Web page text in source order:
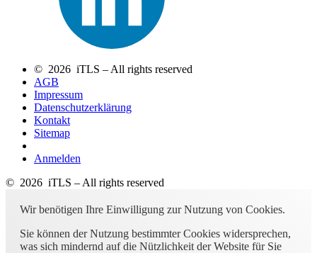
© 2026 iTLS – All rights reserved
AGB
Impressum
Datenschutzerklärung
Kontakt
Sitemap
Anmelden
© 2026 iTLS – All rights reserved
Wir benötigen Ihre Einwilligung zur Nutzung von Cookies.
Sie können der Nutzung bestimmter Cookies widersprechen,
was sich mindernd auf die Nützlichkeit der Website für Sie